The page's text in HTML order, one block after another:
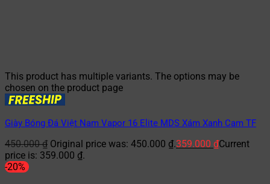
This product has multiple variants. The options may be
chosen on the product page
Giày Bóng Đá Việt Nam Vapor 16 Elite MDS Xám Xanh Cam TF
450.000₫ Original price was: 450.000 ₫.359.000 ₫Current
price is: 359.000 ₫.
-20%